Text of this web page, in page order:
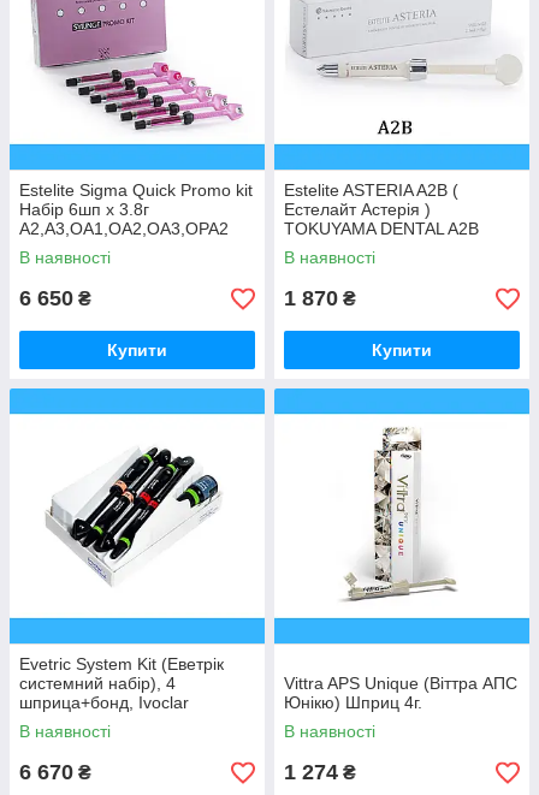
Estelite Sigma Quick Promo kit
Набір 6шп х 3.8г
А2,А3,ОА1,ОА2,ОА3,ОРА2
(Естелайт Сігма Квік)
TOKUYAMA DENTAL
В наявності
6 650 ₴
Купити
Estelite ASTERIA A2B (
Естелайт Астерія )
TOKUYAMA DENTAL A2B
В наявності
1 870 ₴
Купити
Evetric System Kit (Еветрік
системний набір), 4
шприца+бонд, Ivoclar
Vivadent
В наявності
6 670 ₴
Vittra APS Unique (Віттра АПС
Юнікю) Шприц 4г.
В наявності
1 274 ₴